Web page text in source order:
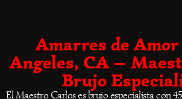
Amarres de Amor
Angeles, CA —
Brujo
El Maestro Carlos es brujo especialista con